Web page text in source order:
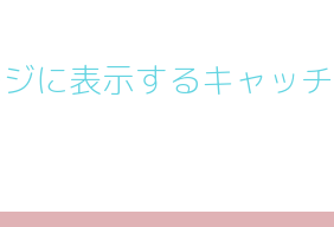
に表示するキャッ